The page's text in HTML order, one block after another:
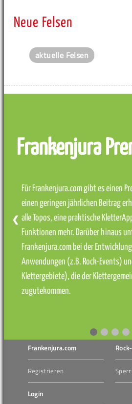
Neue Felsen
aktuelle Felsen
Frankenjura
Für Frankenjura.com gibt es einen
einen geringen jährlichen Beitrag
alle Topos, eine praktische
Funktionen mehr. Darüber hinaus
Frankenjura.com bei der
Anwendungen (z.B. Rock-Events)
Klettergebiete), die der
zugutekommen.
❮
Frankenjura.com
Registrieren
Login